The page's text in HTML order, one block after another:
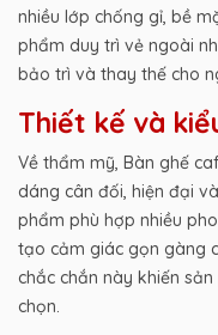
nhiều lớp chống gỉ, bề
phẩm duy trì vẻ ngoài
bảo trì và thay thế cho
Thiết kế và
Về thẩm mỹ, Bàn ghế
dáng cân đối, hiện đại
phẩm phù hợp nhiều
tạo cảm giác gọn gàng
chắc chắn này khiến
chọn.